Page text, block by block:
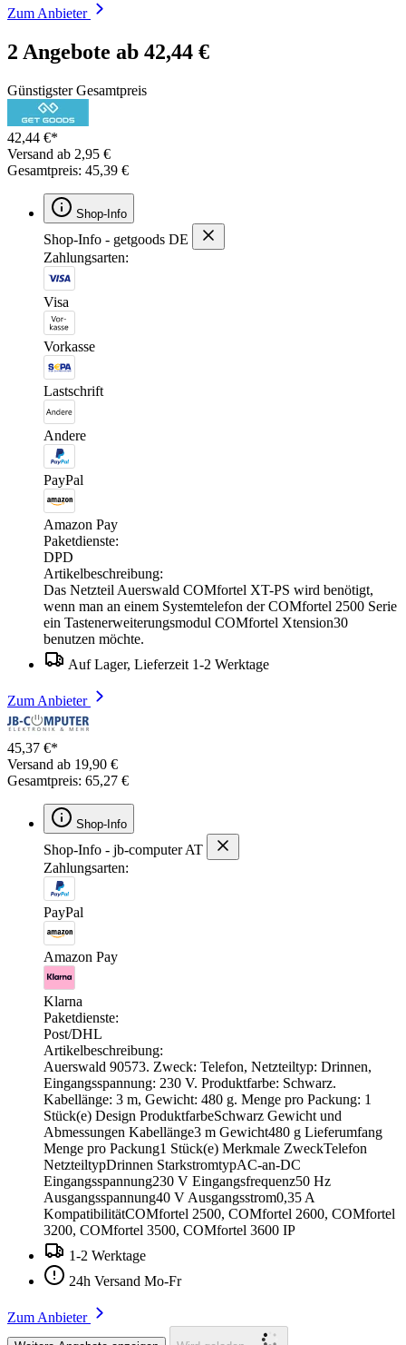
Zum Anbieter
2 Angebote ab 42,44 €
Günstigster Gesamtpreis
42,44 €*
Versand ab 2,95 €
Gesamtpreis: 45,39 €
Shop-Info
Shop-Info - getgoods DE
Zahlungsarten:
Visa
Vorkasse
Lastschrift
Andere
PayPal
Amazon Pay
Paketdienste:
DPD
Artikelbeschreibung:
Das Netzteil Auerswald COMfortel XT-PS wird benötigt,
wenn man an einem Systemtelefon der COMfortel 2500 Serie
ein Tastenerweiterungsmodul COMfortel Xtension30
benutzen möchte.
Auf Lager, Lieferzeit 1-2 Werktage
Zum Anbieter
45,37 €*
Versand ab 19,90 €
Gesamtpreis: 65,27 €
Shop-Info
Shop-Info - jb-computer AT
Zahlungsarten:
PayPal
Amazon Pay
Klarna
Paketdienste:
Post/DHL
Artikelbeschreibung:
Auerswald 90573. Zweck: Telefon, Netzteiltyp: Drinnen,
Eingangsspannung: 230 V. Produktfarbe: Schwarz.
Kabellänge: 3 m, Gewicht: 480 g. Menge pro Packung: 1
Stück(e) Design ProduktfarbeSchwarz Gewicht und
Abmessungen Kabellänge3 m Gewicht480 g Lieferumfang
Menge pro Packung1 Stück(e) Merkmale ZweckTelefon
NetzteiltypDrinnen StarkstromtypAC-an-DC
Eingangsspannung230 V Eingangsfrequenz50 Hz
Ausgangsspannung40 V Ausgangsstrom0,35 A
KompatibilitätCOMfortel 2500, COMfortel 2600, COMfortel
3200, COMfortel 3500, COMfortel 3600 IP
1-2 Werktage
24h Versand Mo-Fr
Zum Anbieter